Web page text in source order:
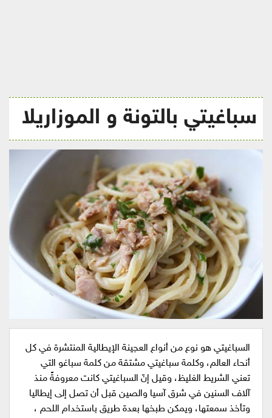
سباغيتي بالتونة و الموزاريلا
السباغيتي هو نوع من أنواع العجينة الإيطالية المنتشرة في كل
أنحاء العالم، وكلمة سباغيتي مشتقة من كلمة سباغو التي
تعني الشريط الغليظ، وقيل إنّ السباغيتي كانت معروفةً منذ
آلاف السنين في شرق آسيا والصين قبل أن تصل إلى إيطاليا
وتأخذ سمعتها، ويمكن طبخها بعدة طريق باستخدام اللحم ،